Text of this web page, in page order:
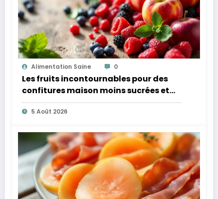
Alimentation Saine 0
Les fruits incontournables pour des
confitures maison moins sucrées et
plus légères
5 Août 2026